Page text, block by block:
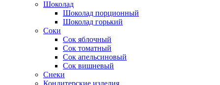
Шоколад
Шоколад порционный
Шоколад горький
Соки
Сок яблочный
Сок томатный
Сок апельсиновый
Сок вишневый
Снеки
Кондитерские изделия